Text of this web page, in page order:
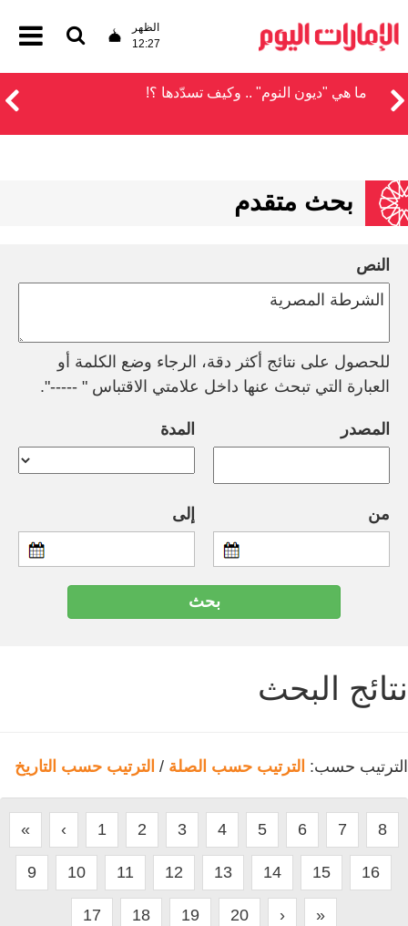
الظهر
12:27
ما هي "ديون النوم" .. وكيف تسدّدها ؟!
بحث متقدم
النص
للحصول على نتائج أكثر دقة، الرجاء وضع الكلمة أو
العبارة التي تبحث عنها داخل علامتي الاقتباس " -----".
المصدر المدة
من إلى
نتائج البحث
الترتيب حسب: الترتيب حسب الصلة / الترتيب حسب التاريخ
« ‹ 1 2 3 4 5 6 7 8
9 10 11 12 13 14 15 16
17 18 19 20 › »